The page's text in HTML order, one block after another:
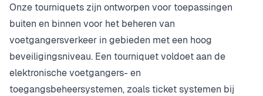
Onze tourniquets zijn ontworpen voor toepassingen
buiten en binnen voor het beheren van
voetgangersverkeer in gebieden met een hoog
beveiligingsniveau. Een tourniquet voldoet aan de
elektronische voetgangers- en
toegangsbeheersystemen, zoals ticket systemen bij